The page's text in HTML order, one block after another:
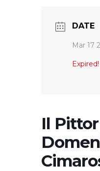
DATE
Mar 17
Expired!
Il